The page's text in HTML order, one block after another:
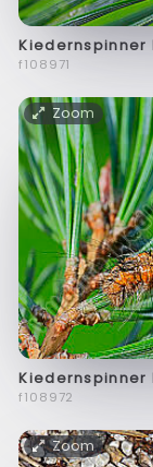
Kiedernspinner
f108971
Zoom
Kiedernspinner
f108972
Zoom